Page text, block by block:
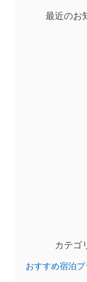
最近のお
カテゴ
おすすめ宿泊プ